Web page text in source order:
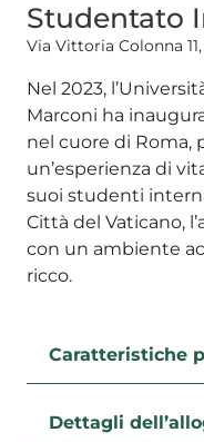
Studentato
Via Vittoria Colonna
Nel 2023,
Marconi ha
nel cuore di Roma,
un’esperienza di
suoi studenti
Città del Vaticano,
con un ambiente
ricco.
Caratteristiche
Dettagli